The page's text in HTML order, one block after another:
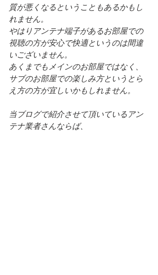
質が悪くなるということもあるかもし
れません。
やはりアンテナ端子があるお部屋での
視聴の方が安心で快適というのは間違
いございません。
あくまでもメインのお部屋ではなく、
サブのお部屋での楽しみ方というとら
え方の方が宜しいかもしれません。
当ブログで紹介させて頂いているアン
テナ業者さんならば、